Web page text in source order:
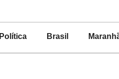
Política Brasil